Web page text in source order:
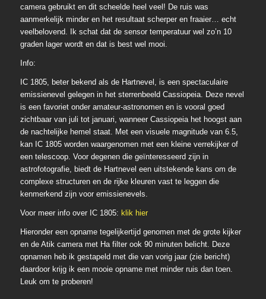
camera gebruikt en dit scheelde heel veel! De ruis was
aanmerkelijk minder en het resultaat scherper en fraaier… echt
veelbelovend. Ik schat dat de sensor temperatuur wel zo’n 10
graden lager wordt en dat is best wel mooi.
Info:
IC 1805, beter bekend als de Hartnevel, is een spectaculaire
emissienevel gelegen in het sterrenbeeld Cassiopeia. Deze nevel
is een favoriet onder amateur-astronomen en is vooral goed
zichtbaar van juli tot januari, wanneer Cassiopeia het hoogst aan
de nachtelijke hemel staat. Met een visuele magnitude van 6.5,
kan IC 1805 worden waargenomen met een kleine verrekijker of
een telescoop. Voor degenen die geïnteresseerd zijn in
astrofotografie, biedt de Hartnevel een uitstekende kans om de
complexe structuren en de rijke kleuren vast te leggen die
kenmerkend zijn voor emissienevels.
Voor meer info over IC 1805: klik hier
Hieronder een opname tegelijkertijd genomen met de grote kijker
en de Atik camera met Ha filter ook 90 minuten belicht. Deze
opnamen heb ik gestapeld met die van vorig jaar (zie bericht)
daardoor krijg ik een mooie opname met minder ruis dan toen.
Leuk om te proberen!